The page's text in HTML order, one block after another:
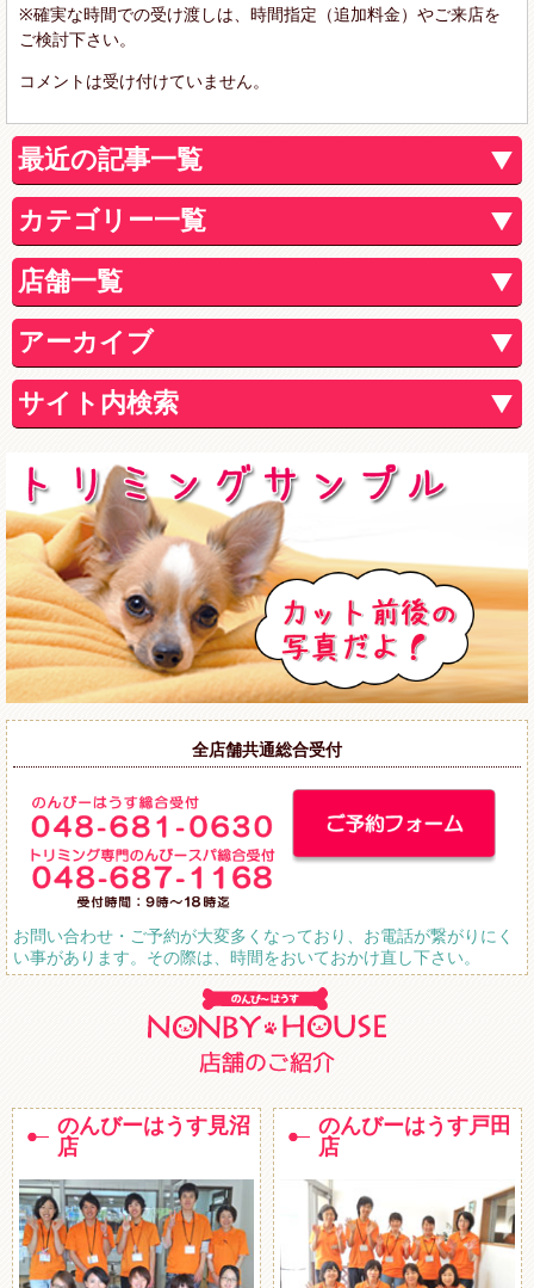
※確実な時間での受け渡しは、時間指定（追加料金）やご来店を
ご検討下さい。
コメントは受け付けていません。
最近の記事一覧
カテゴリー一覧
店舗一覧
アーカイブ
サイト内検索
全店舗共通総合受付
お問い合わせ・ご予約が大変多くなっており、お電話が繋がりにく
い事があります。その際は、時間をおいておかけ直し下さい。
のんびーはうす見沼
店
のんびーはうす戸田
店